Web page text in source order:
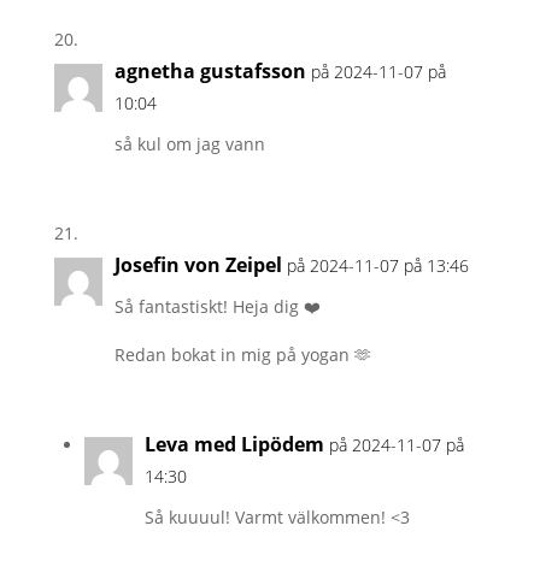
agnetha gustafsson på 2024-11-07 på
10:04
så kul om jag vann
Josefin von Zeipel på 2024-11-07 på 13:46
Så fantastiskt! Heja dig ❤️
Redan bokat in mig på yogan 🫶
Leva med Lipödem på 2024-11-07 på
14:30
Så kuuuul! Varmt välkommen! <3